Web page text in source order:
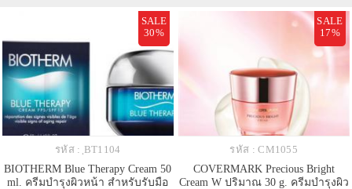
SALE
30%
รหัส : ฺBT1104
BIOTHERM Blue Therapy Cream 50
ml. ครีมบำรุงผิวหน้า สำหรับรับมือ
SALE
17%
รหัส : CM1055
COVERMARK Precious Bright
Cream W ปริมาณ 30 g. ครีมบำรุงผิว